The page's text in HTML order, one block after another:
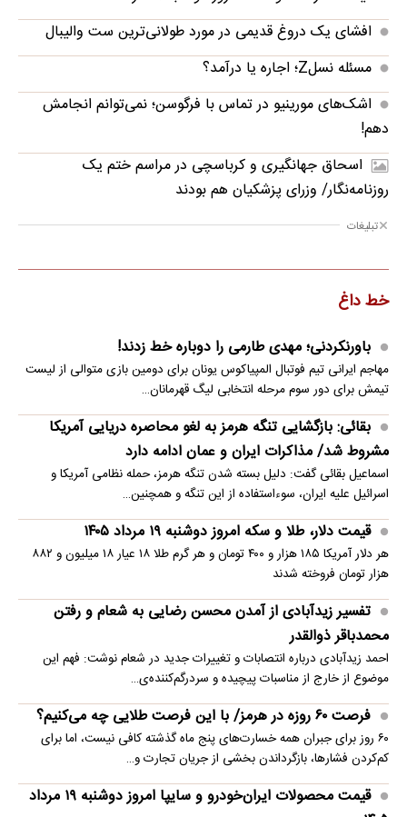
افشای یک دروغ قدیمی در مورد طولانی‌ترین ست والیبال
مسئله نسلZ؛ اجاره یا درآمد؟
اشک‌های مورینیو در تماس با فرگوسن؛ نمی‌توانم انجامش
دهم!
اسحاق جهانگیری و کرباسچی در مراسم ختم یک
روزنامه‌نگار/ وزرای پزشکیان هم بودند
تبلیغات
خط داغ
باورنکردنی؛ مهدی طارمی را دوباره خط زدند!
مهاجم ایرانی تیم فوتبال المپیاکوس یونان برای دومین بازی متوالی از لیست
تیمش برای دور سوم مرحله انتخابی لیگ قهرمانان…
بقائی: بازگشایی تنگه هرمز به لغو محاصره دریایی آمریکا
مشروط شد/ مذاکرات ایران و عمان ادامه دارد
اسماعیل بقائی گفت: دلیل بسته شدن تنگه هرمز، حمله نظامی آمریکا و
اسرائیل علیه ایران، سوءاستفاده از این تنگه و همچنین…
قیمت دلار، طلا و سکه امروز دوشنبه ۱۹ مرداد ۱۴۰۵
هر دلار آمریکا ۱۸۵ هزار و ۴۰۰ تومان و هر گرم طلا ۱۸ عیار ۱۸ میلیون و ۸۸۲
هزار تومان فروخته شدند
تفسیر زیدآبادی از آمدن محسن رضایی به شعام و رفتن
محمدباقر ذوالقدر
احمد زیدآبادی درباره انتصابات و تغییرات جدید در شعام نوشت: فهم این
موضوع از خارج از مناسبات پیچیده و سردرگم‌کننده‌ی…
فرصت ۶۰ روزه در هرمز/ با این فرصت طلایی چه می‌کنیم؟
۶۰ روز برای جبران همه خسارت‌های پنج ماه گذشته کافی نیست، اما برای
کم‌کردن فشارها، بازگرداندن بخشی از جریان تجارت و…
قیمت محصولات ایران‌خودرو و سایپا امروز دوشنبه ۱۹ مرداد